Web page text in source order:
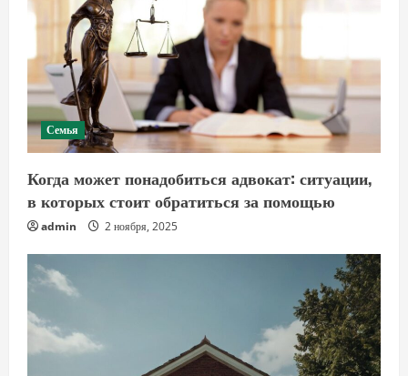
Семья
Когда может понадобиться адвокат: ситуации,
в которых стоит обратиться за помощью
admin 2 ноября, 2025